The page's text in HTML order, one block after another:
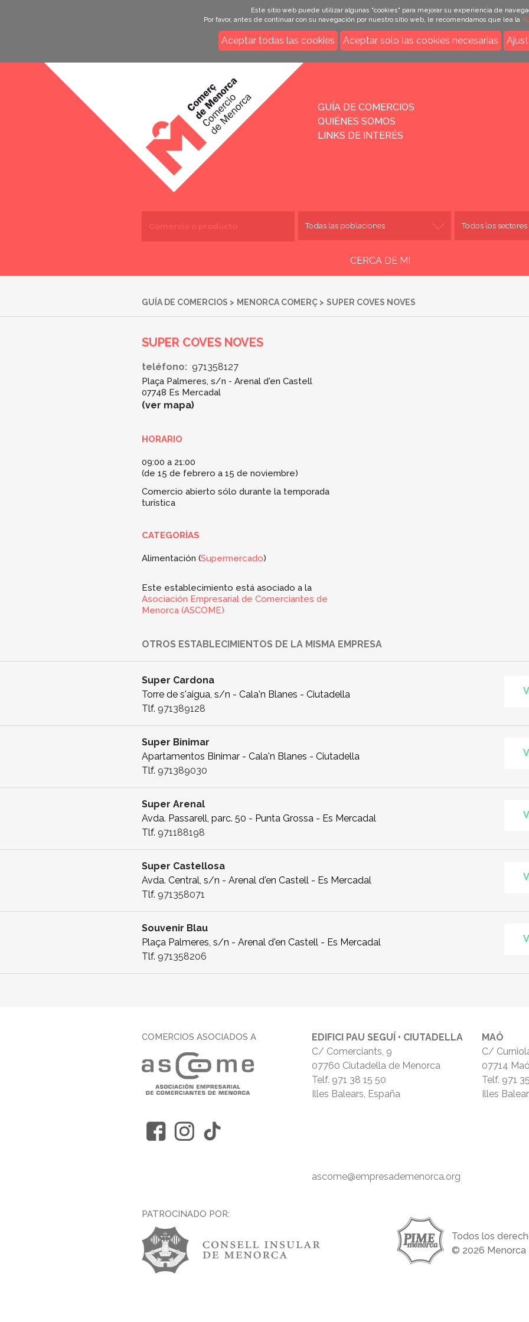
Este sitio web puede utilizar algunas "cookies" para mejorar su experiencia de
Por favor, antes de continuar con su navegación por nuestro sitio web, le recomendamos que lea la
Aceptar todas las cookies Aceptar solo las cookies necesarias
GUÍA DE COMERCIOS
QUIÉNES SOMOS
LINKS DE INTERÉS
CERCA DE MI
GUÍA DE COMERCIOS > MENORCA COMERÇ > SUPER COVES NOVES
SUPER COVES NOVES
teléfono: 971358127
Plaça Palmeres, s/n - Arenal d'en Castell
07748 Es Mercadal
ver mapa
HORARIO
09:00 a 21:00
(de 15 de febrero a 15 de noviembre)
Comercio abierto sólo durante la temporada
turística
CATEGORÍAS
Alimentación (Supermercado)
Este establecimiento está asociado a la
Asociación Empresarial de Comerciantes de
Menorca (ASCOME)
OTROS ESTABLECIMIENTOS DE LA MISMA EMPRESA
Super Cardona
Torre de s'aigua, s/n - Cala'n Blanes - Ciutadella
Tlf. 971389128
Super Binimar
Apartamentos Binimar - Cala'n Blanes - Ciutadella
Tlf. 971389030
Super Arenal
Avda. Passarell, parc. 50 - Punta Grossa - Es Mercadal
Tlf. 971188198
Super Castellosa
Avda. Central, s/n - Arenal d'en Castell - Es Mercadal
Tlf. 971358071
Souvenir Blau
Plaça Palmeres, s/n - Arenal d'en Castell - Es Mercadal
Tlf. 971358206
COMERCIOS ASOCIADOS A
EDIFICI PAU SEGUÍ • CIUTADELLA
C/ Comerciants, 9
07760 Ciutadella de Menorca
Telf. 971 38 15 50
Illes Balears, España
MAÓ
C/
07714 Maó
Telf. 971
Illes
ascome@empresademenorca.org
PATROCINADO POR:
Todos los
© 2026 Menorca